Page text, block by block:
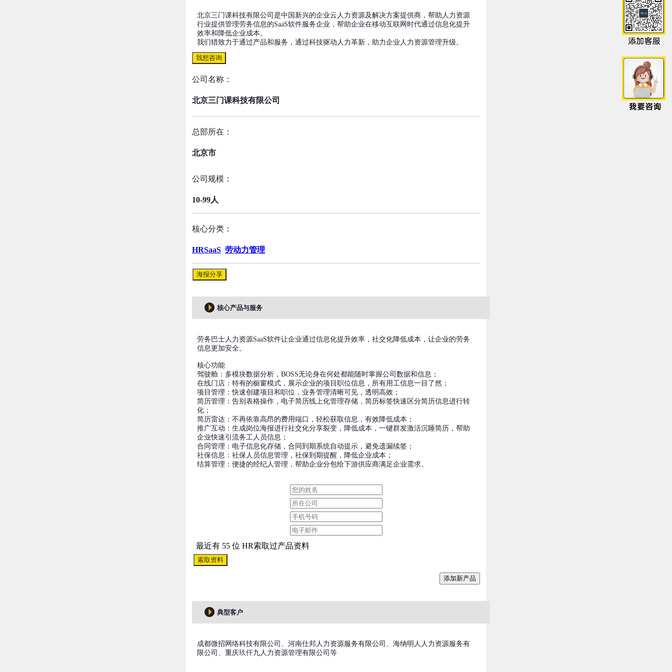
北京三门课科技有限公司是中国新兴的企业云人力资源及解决方案提供商，帮助人力资源
行业提供管理劳务信息的SaaS软件服务企业，帮助企业在移动互联网时代通过信息化提升
效率和降低企业成本。
我们猎致力于通过产品和服务，通过科技驱动人力革新，助力企业人力资源管理升级。
我想咨询
公司名称：
北京三门课科技有限公司
总部所在：
北京市
公司规模：
10-99人
核心分类：
HRSaaS 劳动力管理
海报分享
核心产品与服务
劳务巴士人力资源SaaS软件让企业通过信息化提升效率，社交化降低成本，让企业的劳务
信息更加安全。
核心功能
驾驶舱：多模块数据分析，BOSS无论身在何处都能随时掌握公司数据和信息；
在线门店：特有的橱窗模式，展示企业的项目职位信息，所有用工信息一目了然；
项目管理：快速创建项目和职位，业务管理清晰可见，透明高效；
简历管理：告别表格操作，电子简历线上化管理存储，简历标签快速区分简历信息进行转
化；
简历雷达：不再依靠高昂的费用端口，轻松获取信息，有效降低成本；
推广互动：生成岗位海报进行社交化分享裂变，降低成本，一键群发激活沉睡简历，帮助
企业快速引流务工人员信息；
合同管理：电子信息化存储，合同到期系统自动提示，避免遗漏续签；
社保信息：社保人员信息管理，社保到期提醒，降低企业成本；
结算管理：便捷的经纪人管理，帮助企业分包给下游供应商满足企业需求。
最近有 55 位 HR索取过产品资料
索取资料
添加新产品
典型客户
成都微招网络科技有限公司、河南仕邦人力资源服务有限公司、海纳明人人力资源服务有
限公司、重庆玖仟九人力资源管理有限公司等